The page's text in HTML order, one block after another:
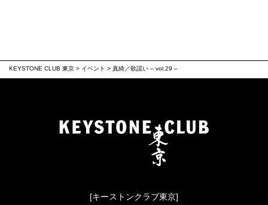
KEYSTONE CLUB 東京 > イベント > 真綺／歌謡い – vol.29 –
[キーストンクラブ東京]